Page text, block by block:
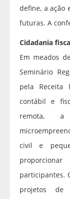
define, a ação
futuras. A
Cidadania
Em meados
Seminário
pela Receita
contábil e
remota,
civil e
participantes.
projetos